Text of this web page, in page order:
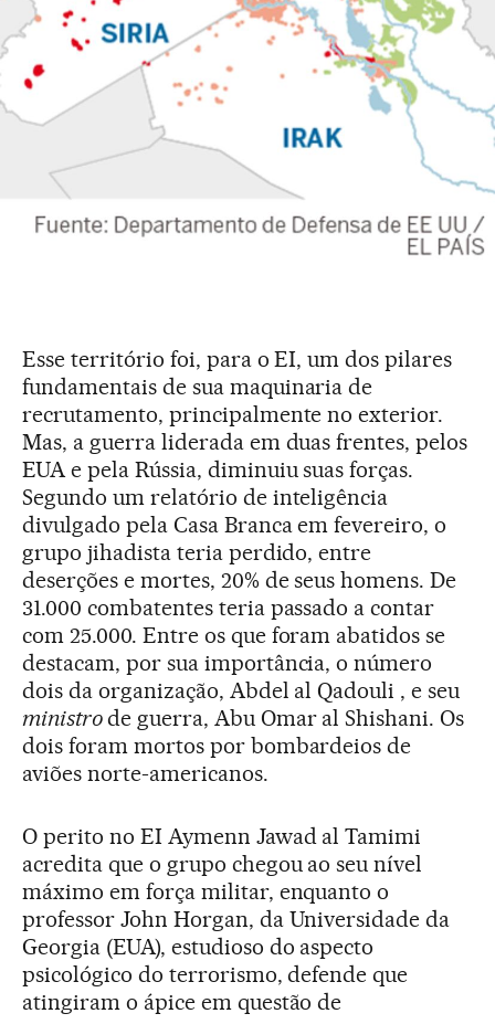
Esse território foi, para o EI, um dos pilares
fundamentais de sua maquinaria de
recrutamento, principalmente no exterior.
Mas, a guerra liderada em duas frentes, pelos
EUA e pela Rússia, diminuiu suas forças.
Segundo um relatório de inteligência
divulgado pela Casa Branca em fevereiro, o
grupo jihadista teria perdido, entre
deserções e mortes, 20% de seus homens. De
31.000 combatentes teria passado a contar
com 25.000. Entre os que foram abatidos se
destacam, por sua importância, o número
dois da organização, Abdel al Qadouli , e seu
ministrode guerra, Abu Omar al Shishani. Os
dois foram mortos por bombardeios de
aviões norte-americanos.
O perito no EI Aymenn Jawad al Tamimi
acredita que o grupo chegou ao seu nível
máximo em força militar, enquanto o
professor John Horgan, da Universidade da
Georgia (EUA), estudioso do aspecto
psicológico do terrorismo, defende que
atingiram o ápice em questão de